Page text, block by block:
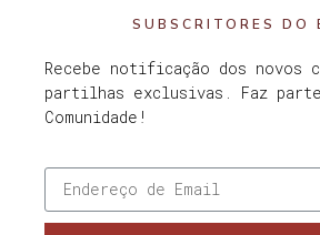
SUBSCRITORES DO
Recebe notificação dos novos
partilhas exclusivas. Faz
Comunidade!